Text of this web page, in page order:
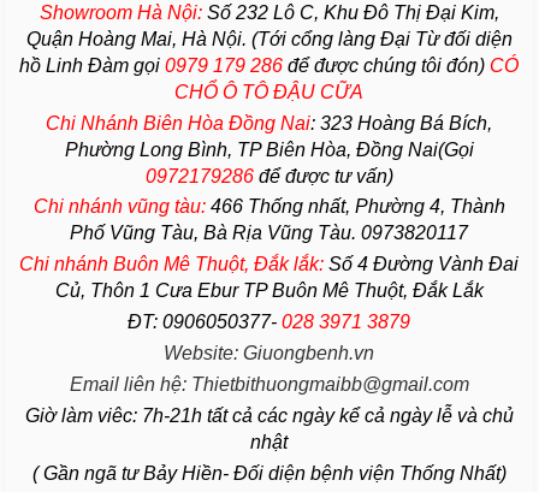
Showroom Hà Nội:Số 232 Lô C, Khu Đô Thị Đại Kim,
Quận Hoàng Mai, Hà Nội. (Tới cổng làng Đại Từ đối diện
hồ Linh Đàm gọi0979 179 286 để được chúng tôi đón) CÓ
CHỔ Ô TÔ ĐẬU CỮA
Chi Nhánh Biên Hòa Đồng Nai: 323 Hoàng Bá Bích,
Phường Long Bình, TP Biên Hòa, Đồng Nai(Gọi
0972179286để được tư vấn)
Chi nhánh vũng tàu:466 Thống nhất, Phường4, Thành
Phố Vũng Tàu, Bà Rịa Vũng Tàu. 0973820117
Chi nhánh Buôn Mê Thuột, Đắk lắk:Số 4 Đường Vành Đai
Củ, Thôn 1 Cưa Ebur TP Buôn Mê Thuột, Đắk Lắk
ĐT: 0906050377-028 3971 3879
Website: Giuongbenh.vn
Email liên hệ: Thietbithuongmaibb@gmail.com
Giờ làm viêc: 7h-21h tất cả các ngày kể cả ngày lễ và chủ
nhật
( Gần ngã tư Bảy Hiền- Đối diện bệnh viện Thống Nhất)